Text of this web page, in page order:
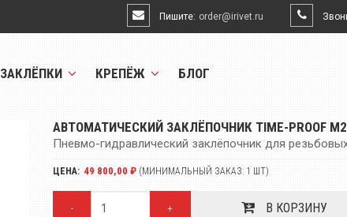
Пишите: order@irivet.ru
ЗАКЛЁПКИ КРЕПЁЖ БЛОГ
АВТОМАТИЧЕСКИЙ ЗАКЛЁПОЧНИК TIME-PROOF
Пневмо-гидравлический заклёпочник для
ЦЕНА: 49 800,00 ₽ (МИНИМАЛЬНЫЙ ЗАКАЗ: 1 ШТ)
- + В КОРЗИНУ